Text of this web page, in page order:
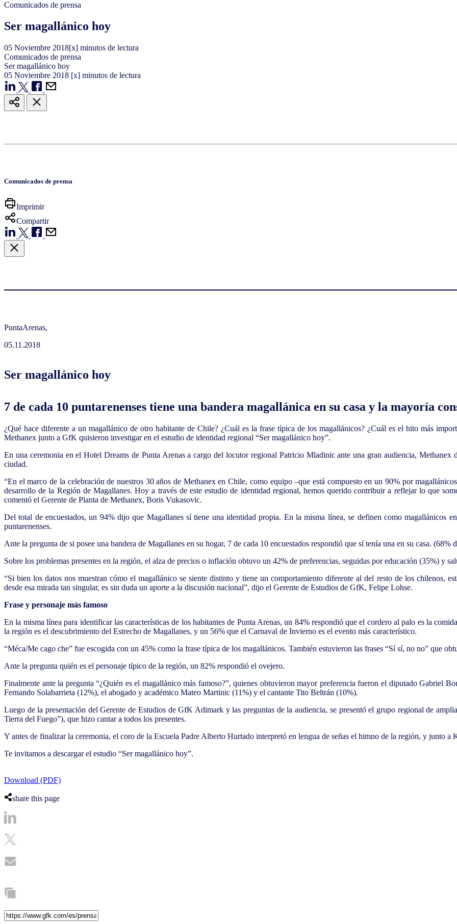
Comunicados de prensa
Ser magallánico hoy
05 Noviembre 2018[x] minutos de lectura
Comunicados de prensa
Ser magallánico hoy
05 Noviembre 2018 [x] minutos de lectura
Comunicados de prensa
Imprimir
Compartir
PuntaArenas,
05.11.2018
Ser magallánico hoy
7 de cada 10 puntarenenses tiene una bandera magallánica en su casa y la mayoría
¿Qué hace diferente a un magallánico de otro habitante de Chile? ¿Cuál es la frase típica de los magallánicos? ¿Cuál es el hito más
Methanex junto a GfK quisieron investigar en el estudio de identidad regional “Ser magallánico hoy”.
En una ceremonia en el Hotel Dreams de Punta Arenas a cargo del locutor regional Patricio Mladinic ante una gran audiencia,
ciudad.
“En el marco de la celebración de nuestros 30 años de Methanex en Chile, como equipo –que está compuesto en un 90% por
desarrollo de la Región de Magallanes. Hoy a través de este estudio de identidad regional, hemos querido contribuir a reflejar lo que
comentó el Gerente de Planta de Methanex, Boris Vukasovic.
Del total de encuestados, un 94% dijo que Magallanes sí tiene una identidad propia. En la misma línea, se definen como magallánicos
puntarenenses.
Ante la pregunta de si posee una bandera de Magallanes en su hogar, 7 de cada 10 encuestados respondió que sí tenía una en su casa. (68%
Sobre los problemas presentes en la región, el alza de precios o inflación obtuvo un 42% de preferencias, seguidas por educación (35%) y
“Si bien los datos nos muestran cómo el magallánico se siente distinto y tiene un comportamiento diferente al del resto de los chilenos,
desde esa mirada tan singular, es sin duda un aporte a la discusión nacional”, dijo el Gerente de Estudios de GfK, Felipe Lohse.
Frase y personaje más famoso
En la misma línea para identificar las características de los habitantes de Punta Arenas, un 84% respondió que el cordero al palo es la
la región es el descubrimiento del Estrecho de Magallanes, y un 56% que el Carnaval de Invierno es el evento más característico.
“Méca/Me cago che” fue escogida con un 45% como la frase típica de los magallánicos. También estuvieron las frases “Sí sí, no no” que
Ante la pregunta quién es el personaje típico de la región, un 82% respondió el ovejero.
Finalmente ante la pregunta “¿Quién es el magallánico más famoso?”, quienes obtuvieron mayor preferencia fueron el diputado Gabriel
Fernando Solabarrieta (12%), el abogado y académico Mateo Martinic (11%) y el cantante Tito Beltrán (10%).
Luego de la presentación del Gerente de Estudios de GfK Adimark y las preguntas de la audiencia, se presentó el grupo regional de
Tierra del Fuego”), que hizo cantar a todos los presentes.
Y antes de finalizar la ceremonia, el coro de la Escuela Padre Alberto Hurtado interpretó en lengua de señas el himno de la región, y junto
Te invitamos a descargar el estudio “Ser magallánico hoy”.
Download (PDF)
share this page